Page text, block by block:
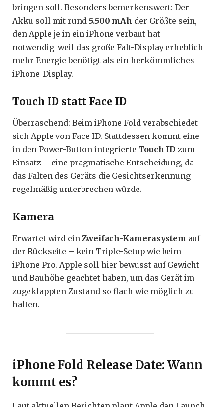
bringen soll. Besonders bemerkenswert: Der
Akku soll mit rund 5.500 mAh der Größte sein,
den Apple je in ein iPhone verbaut hat –
notwendig, weil das große Falt-Display erheblich
mehr Energie benötigt als ein herkömmliches
iPhone-Display.
Touch ID statt Face ID
Überraschend: Beim iPhone Fold verabschiedet
sich Apple von Face ID. Stattdessen kommt eine
in den Power-Button integrierte Touch ID zum
Einsatz – eine pragmatische Entscheidung, da
das Falten des Geräts die Gesichtserkennung
regelmäßig unterbrechen würde.
Kamera
Erwartet wird ein Zweifach-Kamerasystem auf
der Rückseite – kein Triple-Setup wie beim
iPhone Pro. Apple soll hier bewusst auf Gewicht
und Bauhöhe geachtet haben, um das Gerät im
zugeklappten Zustand so flach wie möglich zu
halten.
iPhone Fold Release Date: Wann
kommt es?